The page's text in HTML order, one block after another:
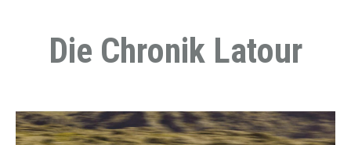
Die Chronik Latour